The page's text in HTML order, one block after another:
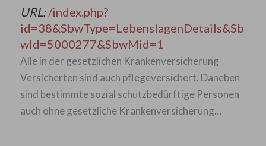
URL:/index.php?
id=38&SbwType=LebenslagenDetails&Sb
wId=5000277&SbwMid=1
Alle in der gesetzlichen Krankenversicherung
Versicherten sind auch pflegeversichert. Daneben
sind bestimmte sozial schutzbedürftige Personen
auch ohne gesetzliche Krankenversicherung…